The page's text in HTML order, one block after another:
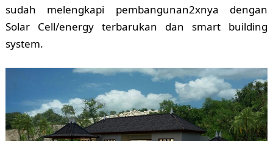
sudah melengkapi pembangunan2xnya dengan
Solar Cell/energy terbarukan dan smart building
system.